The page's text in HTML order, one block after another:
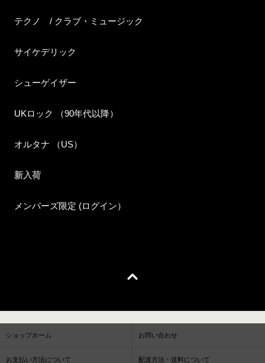
テクノ / クラブ・ミュージック
サイケデリック
シューゲイザー
UKロック （90年代以降）
オルタナ （US）
新入荷
メンバーズ限定 (ログイン）
ショップホーム お問い合わせ
お支払い方法について 配送方法・送料について